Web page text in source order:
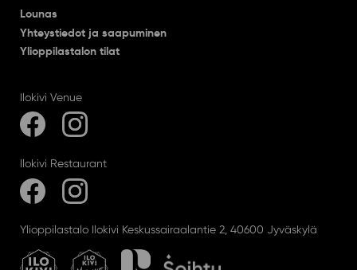
Lounas
Yhteystiedot ja saapuminen
Ylioppilastalon tilat
Ilokivi Venue
Ilokivi Restaurant
Ylioppilastalo Ilokivi Keskussairaalantie 2, 40600 Jyväskylä